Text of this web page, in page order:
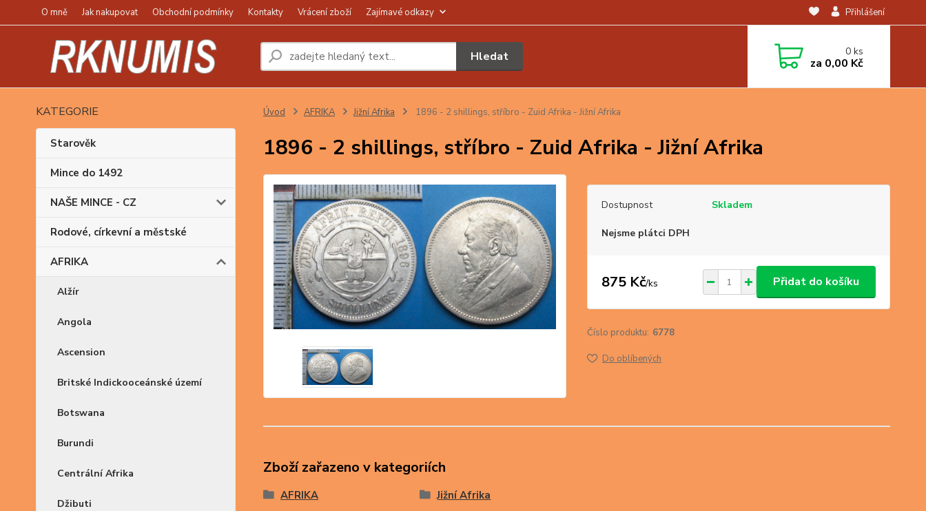
O mně Jak nakupovat Obchodní podmínky Kontakty Vrácení zboží Zajímavé odkazy Přihlášení
Hledat 0ks
za 0,00 Kč
KATEGORIE
Starověk
Mince do 1492
NAŠE MINCE - CZ
Rodové, církevní a městské
AFRIKA
Alžír
Angola
Ascension
Britské Indickooceánské území
Botswana
Burundi
Centrální Afrika
Džibuti
Úvod AFRIKA Jižní Afrika 1896 - 2 shillings, stříbro - Zuid Afrika - Jižní Afrika
1896 - 2 shillings, stříbro - Zuid Afrika - Jižní Afrika
Dostupnost Skladem
Nejsme plátci DPH
875 Kč/ks Přidat do košíku
Číslo produktu: 6778
Do oblíbených
Zboží zařazeno v kategoriích
AFRIKA Jižní Afrika